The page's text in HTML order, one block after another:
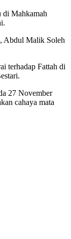
di Mahkamah
Abdul Malik Soleh
terhadap Fattah di
27 November
cahaya mata